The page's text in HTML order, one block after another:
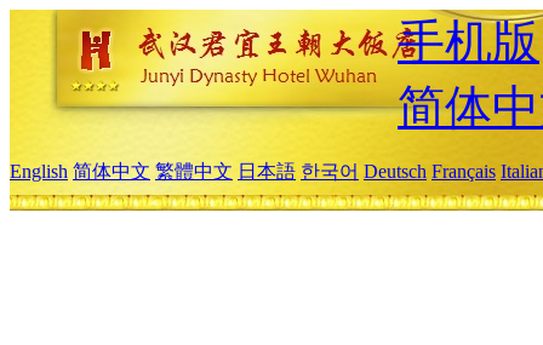
手机版
简体
English 简体中文 繁體中文 日本語 한국어 Deutsch Français